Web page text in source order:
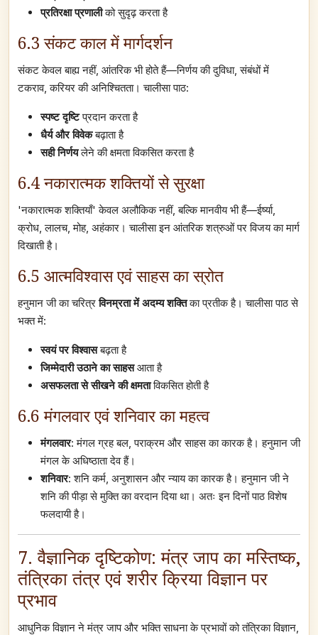
प्रतिरक्षा प्रणालीको सुदृढ़ करता है
6.3 संकट काल में मार्गदर्शन
संकट केवल बाह्य नहीं, आंतरिक भी होते हैं—निर्णय की दुविधा, संबंधों में
टकराव, करियर की अनिश्चितता। चालीसा पाठ:
स्पष्ट दृष्टिप्रदान करता है
धैर्य और विवेकबढ़ाता है
सही निर्णयलेने की क्षमता विकसित करता है
6.4 नकारात्मक शक्तियों से सुरक्षा
'नकारात्मक शक्तियाँ' केवल अलौकिक नहीं, बल्कि मानवीय भी हैं—ईर्ष्या,
क्रोध, लालच, मोह, अहंकार। चालीसा इन आंतरिक शत्रुओं पर विजय का मार्ग
दिखाती है।
6.5 आत्मविश्वास एवं साहस का स्रोत
हनुमान जी का चरित्रविनम्रता में अदम्य शक्तिका प्रतीक है। चालीसा पाठ से
भक्त में:
स्वयं पर विश्वासबढ़ता है
जिम्मेदारी उठाने का साहसआता है
असफलता से सीखने की क्षमताविकसित होती है
6.6 मंगलवार एवं शनिवार का महत्व
मंगलवार: मंगल ग्रह बल, पराक्रम और साहस का कारक है। हनुमान जी
मंगल के अधिष्ठाता देव हैं।
शनिवार: शनि कर्म, अनुशासन और न्याय का कारक है। हनुमान जी ने
शनि की पीड़ा से मुक्ति का वरदान दिया था। अतः इन दिनों पाठ विशेष
फलदायी है।
7. वैज्ञानिक दृष्टिकोण: मंत्र जाप का मस्तिष्क,
तंत्रिका तंत्र एवं शरीर क्रिया विज्ञान पर
प्रभाव
आधुनिक विज्ञान ने मंत्र जाप और भक्ति साधना के प्रभावों को तंत्रिका विज्ञान,